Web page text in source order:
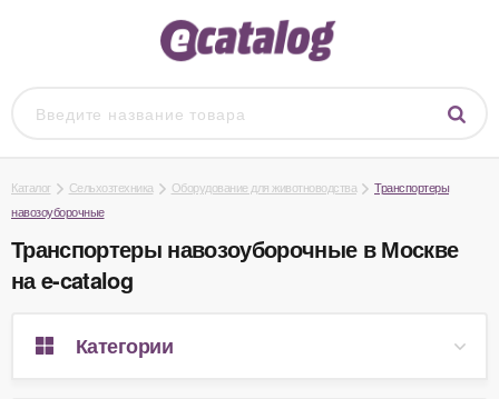
Каталог Сельхозтехника Оборудование для животноводства
Транспортеры
навозоуборочные
Транспортеры навозоуборочные в Москве
на e-catalog
Категории